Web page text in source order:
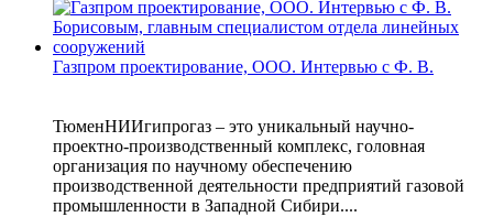
Газпром проектирование, ООО. Интервью с Ф. В.
ТюменНИИгипрогаз – это уникальный научно-
проектно-производственный комплекс, головная
организация по научному обеспечению
производственной деятельности предприятий газовой
промышленности в Западной Сибири....